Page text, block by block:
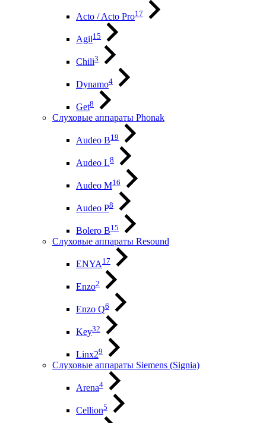
Acto / Acto Pro17
Agil15
Chili3
Dynamo4
Get8
Слуховые аппараты Phonak
Audeo B19
Audeo L8
Audeo М16
Audeo P8
Bolero B15
Слуховые аппараты Resound
ENYA 17
Enzo2
Enzo Q6
Key32
Linx29
Слуховые аппараты Siemens (Signia)
Arena4
Cellion5